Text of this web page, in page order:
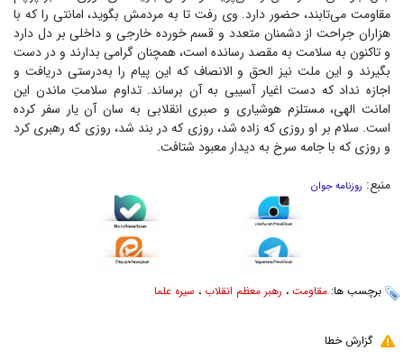
مقاومت می‌تابند، حضور دارد. وی رفت تا به مردمش بگوید، امانتی را که با
هزاران جراحت از دشمنان متعدد و قسم خورده خارجی و داخلی بر دل دارد
و تاکنون به سلامت به مقصد رسانده است، همچنان گرامی بدارند و در دست
بگیرند و این ملت نیز الحق و الانصاف که این پیام را به‌درستی دریافت و
اجازه نداد که دست اغیار آسیبی به آن برساند. تداوم سلامتِ ماندن این
امانت الهی، مستلزم هوشیاری و صبری انقلابی به سان آن یار سفر کرده
است. سلام بر او روزی که زاده شد، روزی که در بند شد، روزی که رهبری کرد
و روزی که با جامه سرخ به دیدار معبود شتافت.
منبع: روزنامه جوان
برچسب ها: مقاومت ، رهبر معظم انقلاب ، سیره علما
گزارش خطا